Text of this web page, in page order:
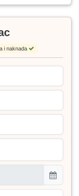
i naknada